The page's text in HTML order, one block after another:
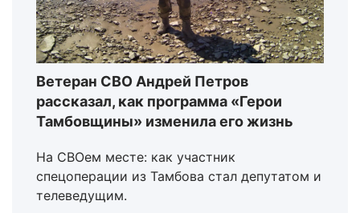
Ветеран СВО Андрей Петров
рассказал, как программа «Герои
Тамбовщины» изменила его жизнь
На СВОем месте: как участник
спецоперации из Тамбова стал депутатом и
телеведущим.